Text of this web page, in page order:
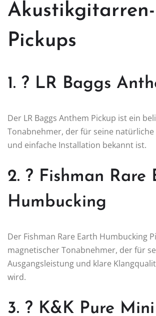
Akustikgitarren-
Pickups
1. ? LR Baggs
Der LR Baggs Anthem Pickup ist ein
Tonabnehmer, der für seine
und einfache Installation bekannt ist.
2. ? Fishman Rare
Humbucking
Der Fishman Rare Earth Humbucking
magnetischer Tonabnehmer, der für
Ausgangsleistung und klare
wird.
3. ? K&K Pure Mini